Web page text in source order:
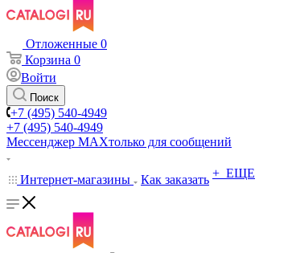
Отложенные 0
Корзина 0
Войти
Поиск
+7 (495) 540-4949
+7 (495) 540-4949
Мессенджер МАХтолько для сообщений
Интернет-магазины Как заказать + ЕЩЕ